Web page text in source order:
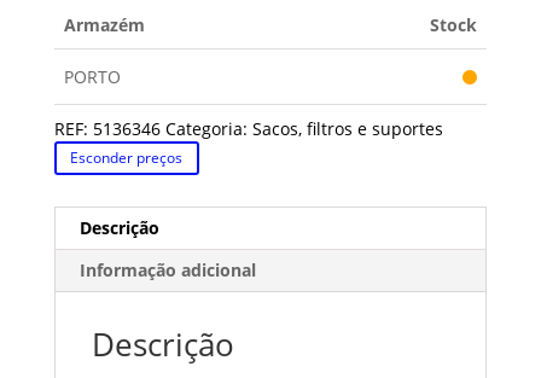
Armazém Stock
PORTO
REF: 5136346 Categoria: Sacos, filtros e suportes
Esconder preços
Descrição
Informação adicional
Descrição